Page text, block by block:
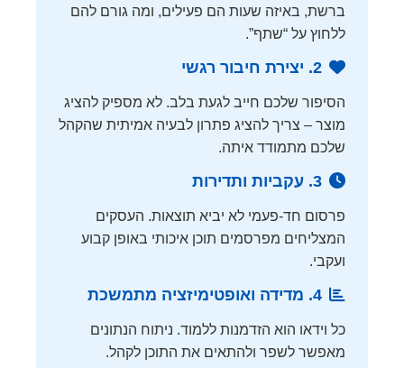
ברשת, באיזה שעות הם פעילים, ומה גורם להם
ללחוץ על “שתף”.
2. יצירת חיבור רגשי
הסיפור שלכם חייב לגעת בלב. לא מספיק להציג
מוצר – צריך להציג פתרון לבעיה אמיתית שהקהל
שלכם מתמודד איתה.
3. עקביות ותדירות
פרסום חד-פעמי לא יביא תוצאות. העסקים
המצליחים מפרסמים תוכן איכותי באופן קבוע
ועקבי.
4. מדידה ואופטימיזציה מתמשכת
כל וידאו הוא הזדמנות ללמוד. ניתוח הנתונים
מאפשר לשפר ולהתאים את התוכן לקהל.